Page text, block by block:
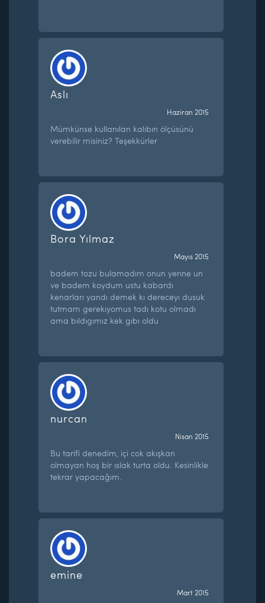
Aslı
Haziran 2015
Mümkünse kullanılan kalıbın ölçüsünü
verebilir misiniz? Teşekkürler
Bora Yılmaz
Mayıs 2015
badem tozu bulamadım onun yerıne un
ve badem koydum ustu kabardı
kenarları yandı demek kı dereceyı dusuk
tutmam gerekıyomus tadı kotu olmadı
ama bıldıgımız kek gıbı oldu
nurcan
Nisan 2015
Bu tarifi denedim, içi cok akışkan
olmayan hoş bir ıslak turta oldu. Kesinlikle
tekrar yapacağım.
emine
Mart 2015